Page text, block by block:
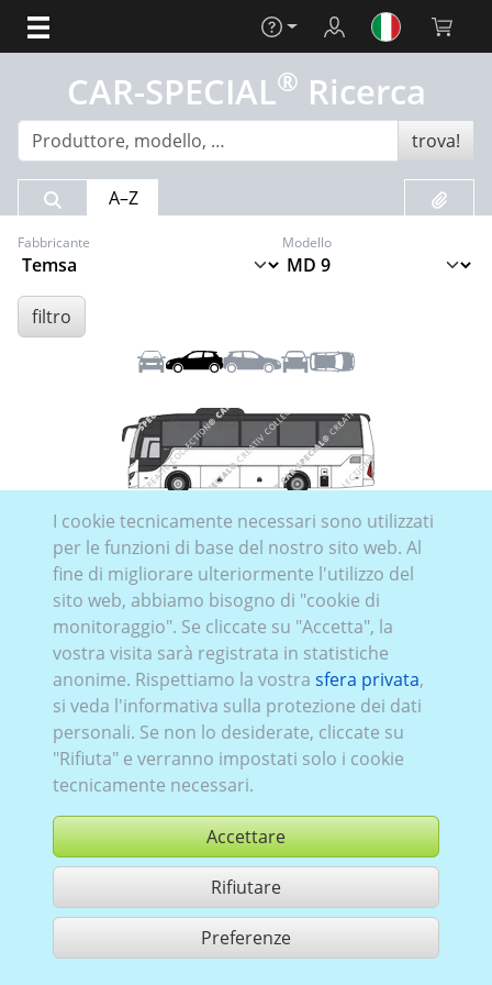
Aiuto Login Carrello
CAR-SPECIAL® Ricerca
trova!
Risultato della ricerca
A–Z
Fabbricante Modello
filtro
Anteriore
SinistraDestraPosteriore
Tetto
Tems_016:attuale (a partire da 2018)
Tems_013:2010–2018
condividi 2 risultati di ricerca
I cookie tecnicamente necessari sono utilizzati
per le funzioni di base del nostro sito web. Al
fine di migliorare ulteriormente l'utilizzo del
sito web, abbiamo bisogno di "cookie di
monitoraggio". Se cliccate su "Accetta", la
vostra visita sarà registrata in statistiche
anonime. Rispettiamo la vostra sfera privata,
si veda l'informativa sulla protezione dei dati
personali. Se non lo desiderate, cliccate su
"Rifiuta" e verranno impostati solo i cookie
tecnicamente necessari.
Accettare
Rifiutare
Preferenze